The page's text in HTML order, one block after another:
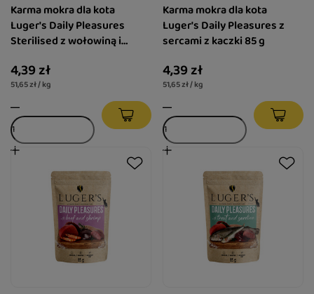
Karma mokra dla kota
Luger's Daily Pleasures
Sterilised z wołowiną i
4,39 zł
51,65 zł / kg
Karma mokra dla kota
Luger's Daily Pleasures z
sercami z kaczki 85 g
4,39 zł
51,65 zł / kg